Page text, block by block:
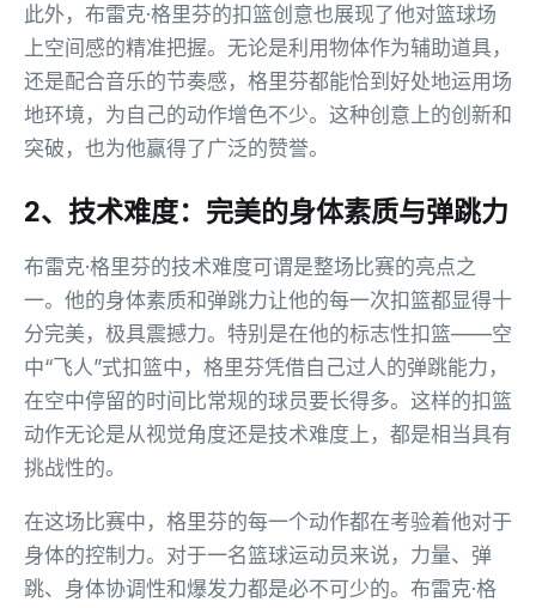
此外，布雷克·格里芬的扣篮创意也展现了他对篮球场
上空间感的精准把握。无论是利用物体作为辅助道具，
还是配合音乐的节奏感，格里芬都能恰到好处地运用场
地环境，为自己的动作增色不少。这种创意上的创新和
突破，也为他赢得了广泛的赞誉。
2、技术难度：完美的身体素质与弹跳力
布雷克·格里芬的技术难度可谓是整场比赛的亮点之
一。他的身体素质和弹跳力让他的每一次扣篮都显得十
分完美，极具震撼力。特别是在他的标志性扣篮——空
中“飞人”式扣篮中，格里芬凭借自己过人的弹跳能力，
在空中停留的时间比常规的球员要长得多。这样的扣篮
动作无论是从视觉角度还是技术难度上，都是相当具有
挑战性的。
在这场比赛中，格里芬的每一个动作都在考验着他对于
身体的控制力。对于一名篮球运动员来说，力量、弹
跳、身体协调性和爆发力都是必不可少的。布雷克·格